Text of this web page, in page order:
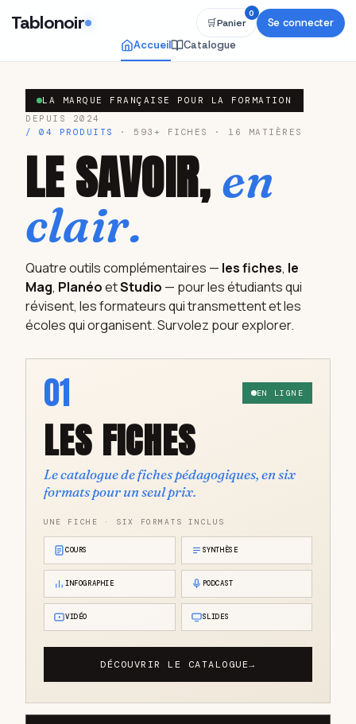
Tablonoir
Accueil Catalogue
🛒Panier
0
Se connecter
LA MARQUE FRANÇAISE POUR LA FORMATION
DEPUIS 2024
/ 04 PRODUITS
· 593+ FICHES · 16 MATIÈRES
LE SAVOIR, en
clair.
Quatre outils complémentaires — les fiches, le
Mag, PlanéoetStudio — pour les étudiants qui
révisent, les formateurs qui transmettent et les
écoles qui organisent. Survolez pour explorer.
01 EN LIGNE
LES FICHES
Le catalogue de fiches pédagogiques, en six
formats pour un seul prix.
UNE FICHE · SIX FORMATS INCLUS
COURS SYNTHÈSE
INFOGRAPHIE PODCAST
VIDÉO SLIDES
DÉCOUVRIR LE CATALOGUE→